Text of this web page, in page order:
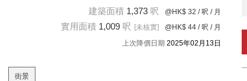
建築面積 1,373 呎 @HK$ 32 / 呎 / 月
實用面積 1,009 呎 [未核實] @HK$ 44 / 呎 / 月
上次降價日期 2025年02月13日
街景